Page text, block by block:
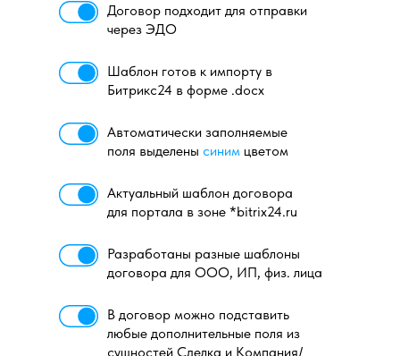
В договор можно подставить
любые дополнительные поля из
сущностей Сделка и Компания/
Разработаны разные шаблоны
договора для ООО, ИП, физ. лица
Актуальный шаблон договора
для портала в зоне *bitrix24.ru
Автоматически заполняемые
поля выделены синим цветом
Шаблон готов к импорту в
Битрикс24 в форме .docx
Договор подходит для отправки
через ЭДО